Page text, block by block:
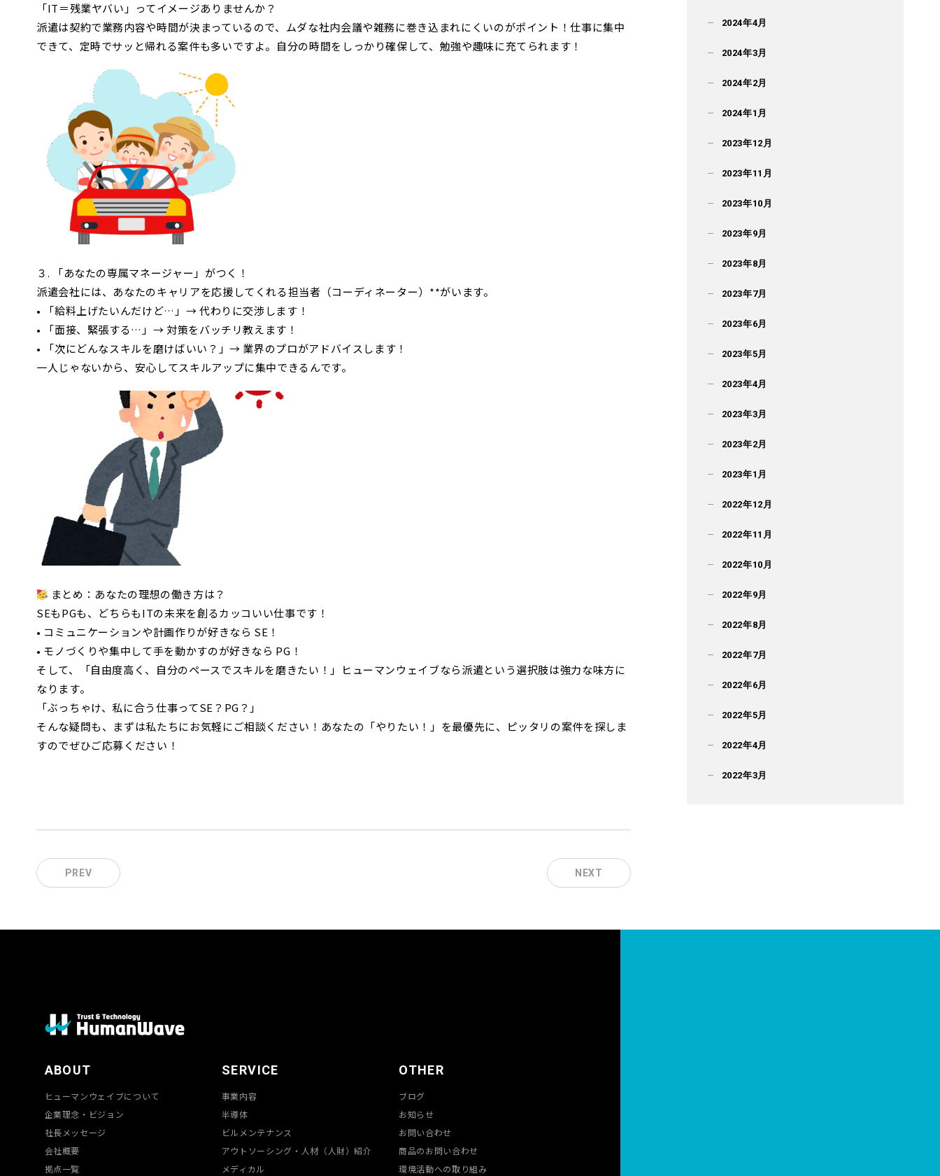
「IT＝残業ヤバい」ってイメージありませんか？
派遣は契約で業務内容や時間が決まっているので、ムダな社内会議や雑務に巻き込まれにくいのがポイント！仕事に集中
できて、定時でサッと帰れる案件も多いですよ。自分の時間をしっかり確保して、勉強や趣味に充てられます！
３. 「あなたの専属マネージャー」がつく！
派遣会社には、あなたのキャリアを応援してくれる担当者（コーディネーター）**がいます。
• 「給料上げたいんだけど…」→ 代わりに交渉します！
• 「面接、緊張する…」→ 対策をバッチリ教えます！
• 「次にどんなスキルを磨けばいい？」→ 業界のプロがアドバイスします！
一人じゃないから、安心してスキルアップに集中できるんです。
まとめ：あなたの理想の働き方は？
SEもPGも、どちらもITの未来を創るカッコいい仕事です！
• コミュニケーションや計画作りが好きなら SE！
• モノづくりや集中して手を動かすのが好きなら PG！
そして、「自由度高く、自分のペースでスキルを磨きたい！」ヒューマンウェイブなら派遣という選択肢は強力な味方に
なります。
「ぶっちゃけ、私に合う仕事ってSE？PG？」
そんな疑問も、まずは私たちにお気軽にご相談ください！あなたの「やりたい！」を最優先に、ピッタリの案件を探しま
すのでぜひご応募ください！
PREV NEXT
2024年4月
2024年3月
2024年2月
2024年1月
2023年12月
2023年11月
2023年10月
2023年9月
2023年8月
2023年7月
2023年6月
2023年5月
2023年4月
2023年3月
2023年2月
2023年1月
2022年12月
2022年11月
2022年10月
2022年9月
2022年8月
2022年7月
2022年6月
2022年5月
2022年4月
2022年3月
ABOUT
ヒューマンウェイブについて
企業理念・ビジョン
社長メッセージ
会社概要
拠点一覧
SERVICE
事業内容
半導体
ビルメンテナンス
アウトソーシング・人材（人財）紹介
メディカル
OTHER
ブログ
お知らせ
お問い合わせ
商品のお問い合わせ
環境活動への取り組み